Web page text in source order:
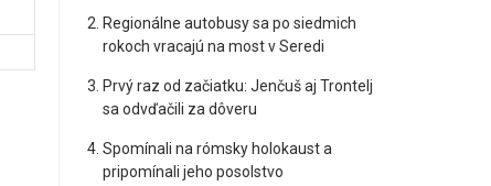
Regionálne autobusy sa po siedmich
rokoch vracajú na most v Seredi
Prvý raz od začiatku: Jenčuš aj Trontelj
sa odvďačili za dôveru
Spomínali na rómsky holokaust a
pripomínali jeho posolstvo